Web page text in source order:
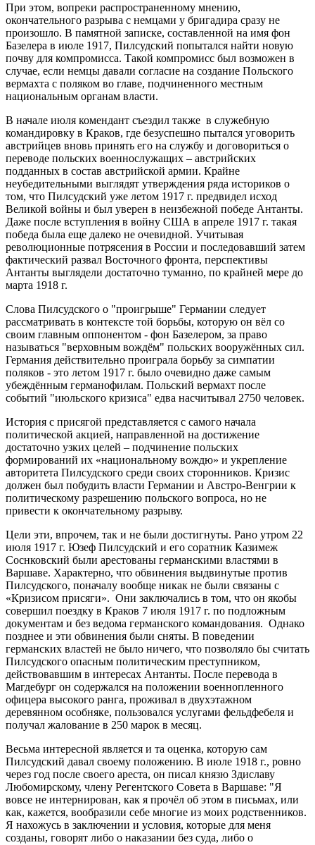
При этом, вопреки распространенному мнению,
окончательного разрыва с немцами у бригадира сразу не
произошло. В памятной записке, составленной на имя фон
Базелера в июле 1917, Пилсудский попытался найти новую
почву для компромисса. Такой компромисс был возможен в
случае, если немцы давали согласие на создание Польского
вермахта с поляком во главе, подчиненного местным
национальным органам власти.
В начале июля комендант съездил также в служебную
командировку в Краков, где безуспешно пытался уговорить
австрийцев вновь принять его на службу и договориться о
переводе польских военнослужащих – австрийских
подданных в состав австрийской армии. Крайне
неубедительными выглядят утверждения ряда историков о
том, что Пилсудский уже летом 1917 г. предвидел исход
Великой войны и был уверен в неизбежной победе Антанты.
Даже после вступления в войну США в апреле 1917 г. такая
победа была еще далеко не очевидной. Учитывая
революционные потрясения в России и последовавший затем
фактический развал Восточного фронта, перспективы
Антанты выглядели достаточно туманно, по крайней мере до
марта 1918 г.
Слова Пилсудского о "проигрыше" Германии следует
рассматривать в контексте той борьбы, которую он вёл со
своим главным оппонентом - фон Базелером, за право
называться "верховным вождём" польских вооружённых сил.
Германия действительно проиграла борьбу за симпатии
поляков - это летом 1917 г. было очевидно даже самым
убеждённым германофилам. Польский вермахт после
событий "июльского кризиса" едва насчитывал 2750 человек.
История с присягой представляется с самого начала
политической акцией, направленной на достижение
достаточно узких целей – подчинение польских
формирований их «национальному вождю» и укрепление
авторитета Пилсудского среди своих сторонников. Кризис
должен был побудить власти Германии и Австро-Венгрии к
политическому разрешению польского вопроса, но не
привести к окончательному разрыву.
Цели эти, впрочем, так и не были достигнуты. Рано утром 22
июля 1917 г. Юзеф Пилсудский и его соратник Казимеж
Соснковский были арестованы германскими властями в
Варшаве. Характерно, что обвинения выдвинутые против
Пилсудского, поначалу вообще никак не были связаны с
«Кризисом присяги». Они заключались в том, что он якобы
совершил поездку в Краков 7 июля 1917 г. по подложным
документам и без ведома германского командования. Однако
позднее и эти обвинения были сняты. В поведении
германских властей не было ничего, что позволяло бы считать
Пилсудского опасным политическим преступником,
действовавшим в интересах Антанты. После перевода в
Магдебург он содержался на положении военнопленного
офицера высокого ранга, проживал в двухэтажном
деревянном особняке, пользовался услугами фельдфебеля и
получал жалование в 250 марок в месяц.
Весьма интересной является и та оценка, которую сам
Пилсудский давал своему положению. В июле 1918 г., ровно
через год после своего ареста, он писал князю Здиславу
Любомирскому, члену Регентского Совета в Варшаве: "Я
вовсе не интернирован, как я прочёл об этом в письмах, или
как, кажется, вообразили себе многие из моих родственников.
Я нахожусь в заключении и условия, которые для меня
созданы, говорят либо о наказании без суда, либо о